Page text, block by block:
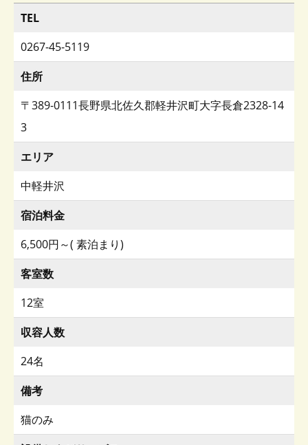
TEL
0267-45-5119
住所
〒389-0111長野県北佐久郡軽井沢町大字長倉2328-14
3
エリア
中軽井沢
宿泊料金
6,500円～( 素泊まり)
客室数
12室
収容人数
24名
備考
猫のみ